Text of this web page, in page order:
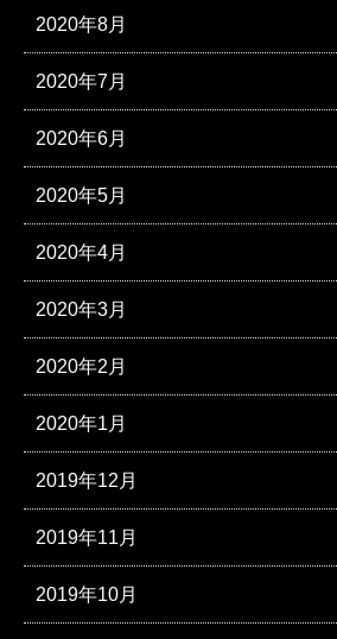
2020年8月
2020年7月
2020年6月
2020年5月
2020年4月
2020年3月
2020年2月
2020年1月
2019年12月
2019年11月
2019年10月